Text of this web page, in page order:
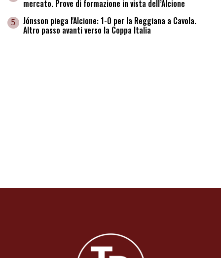
mercato. Prove di formazione in vista dell’Alcione
5 Jónsson piega l'Alcione: 1-0 per la Reggiana a Cavola.
Altro passo avanti verso la Coppa Italia